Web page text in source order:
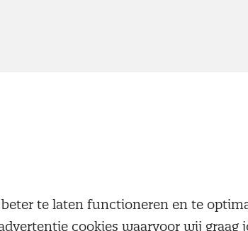
te laten functioneren en te
cookies waarvoor wij